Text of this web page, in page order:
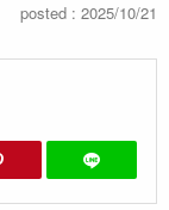
posted : 2025/10/21